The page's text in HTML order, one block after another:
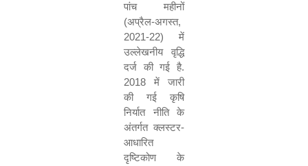
पांच महीनों
(अप्रैल-अगस्त,
2021-22) में
उल्लेखनीय वृद्धि
दर्ज की गई है.
2018 में जारी
की गई कृषि
निर्यात नीति के
अंतर्गत क्लस्टर-
आधारित
दृष्टिकोण के